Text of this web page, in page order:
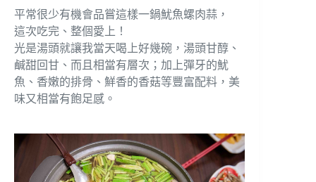
平常很少有機會品嘗這樣一鍋魷魚螺肉蒜，
這次吃完、整個愛上！
光是湯頭就讓我當天喝上好幾碗，湯頭甘醇、
鹹甜回甘、而且相當有層次；加上彈牙的魷
魚、香嫩的排骨、鮮香的香菇等豐富配料，美
味又相當有飽足感。